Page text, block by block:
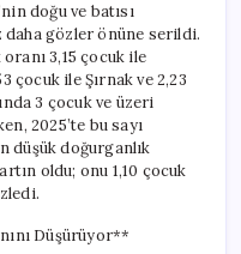
doğu ve batısı
gözler önüne serildi.
3,15 çocuk ile
çocuk ile Şırnak ve 2,23
3 çocuk ve üzeri
2025’te bu sayı
düşük doğurganlık
oldu; onu 1,10 çocuk
Düşürüyor**